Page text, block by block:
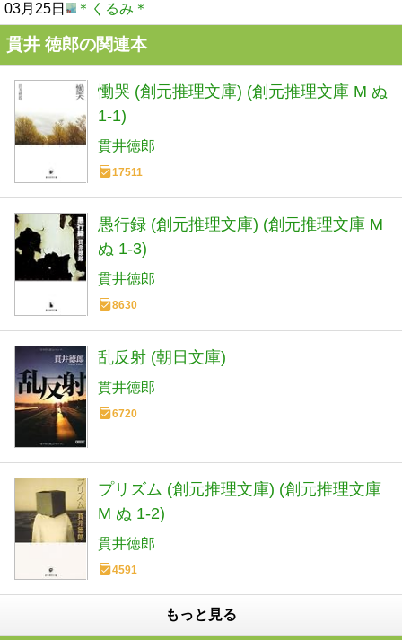
03月25日 ＊くるみ＊
貫井 徳郎の関連本
慟哭 (創元推理文庫) (創元推理文庫 M ぬ
1-1)
貫井徳郎
17511
愚行録 (創元推理文庫) (創元推理文庫 M
ぬ 1-3)
貫井徳郎
8630
乱反射 (朝日文庫)
貫井徳郎
6720
プリズム (創元推理文庫) (創元推理文庫
M ぬ 1-2)
貫井徳郎
4591
もっと見る